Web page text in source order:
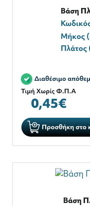
Βάση
Μήκος
Πλάτος
Διαθέσιμο
Τιμή Χωρίς Φ.Π.Α
0,45€
Προσθήκη στο
Βάση